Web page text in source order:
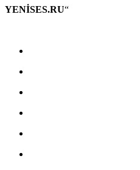
YENİSES.RU“